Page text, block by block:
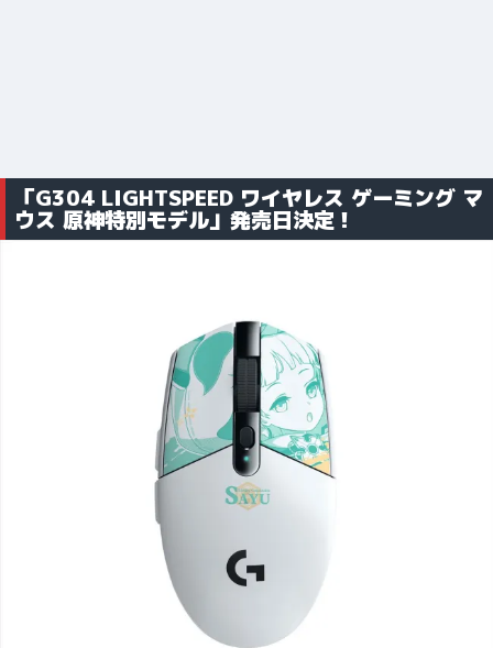
「G304 LIGHTSPEED ワイヤレス ゲーミング マ
ウス 原神特別モデル」発売日決定！